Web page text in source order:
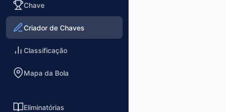
Chave
Criador de Chaves
Classificação
Mapa da Bola
Eliminatórias